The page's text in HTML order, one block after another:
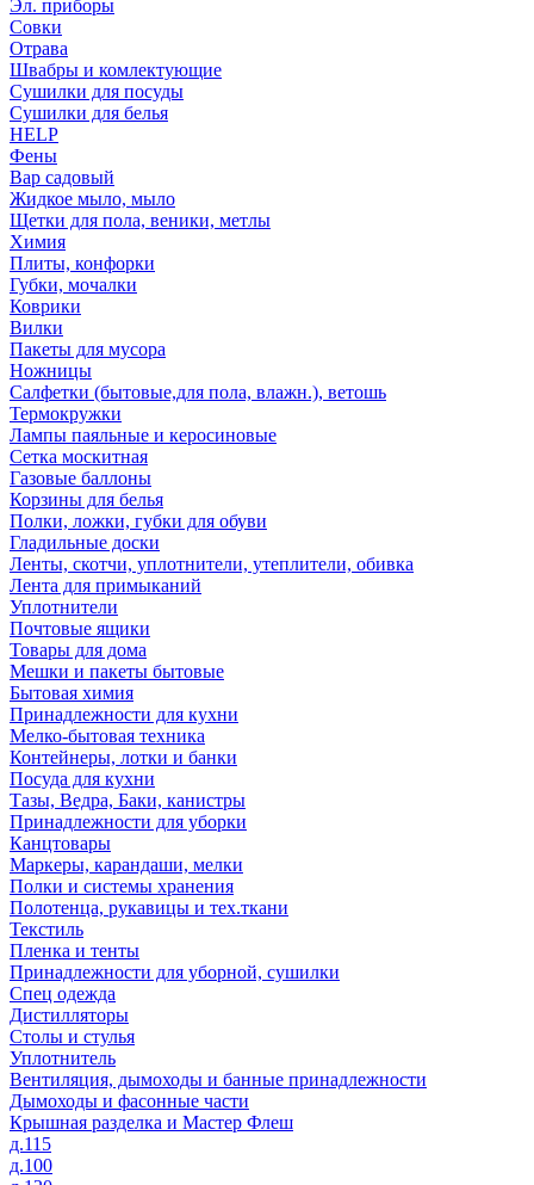
Эл. приборы
Совки
Отрава
Швабры и комлектующие
Сушилки для посуды
Сушилки для белья
HELP
Фены
Вар садовый
Жидкое мыло, мыло
Щетки для пола, веники, метлы
Химия
Плиты, конфорки
Губки, мочалки
Коврики
Вилки
Пакеты для мусора
Ножницы
Салфетки (бытовые,для пола, влажн.), ветошь
Термокружки
Лампы паяльные и керосиновые
Сетка москитная
Газовые баллоны
Корзины для белья
Полки, ложки, губки для обуви
Гладильные доски
Ленты, скотчи, уплотнители, утеплители, обивка
Лента для примыканий
Уплотнители
Почтовые ящики
Товары для дома
Мешки и пакеты бытовые
Бытовая химия
Принадлежности для кухни
Мелко-бытовая техника
Контейнеры, лотки и банки
Посуда для кухни
Тазы, Ведра, Баки, канистры
Принадлежности для уборки
Канцтовары
Маркеры, карандаши, мелки
Полки и системы хранения
Полотенца, рукавицы и тех.ткани
Текстиль
Пленка и тенты
Принадлежности для уборной, сушилки
Спец одежда
Дистилляторы
Столы и стулья
Уплотнитель
Вентиляция, дымоходы и банные принадлежности
Дымоходы и фасонные части
Крышная разделка и Мастер Флеш
д.115
д.100